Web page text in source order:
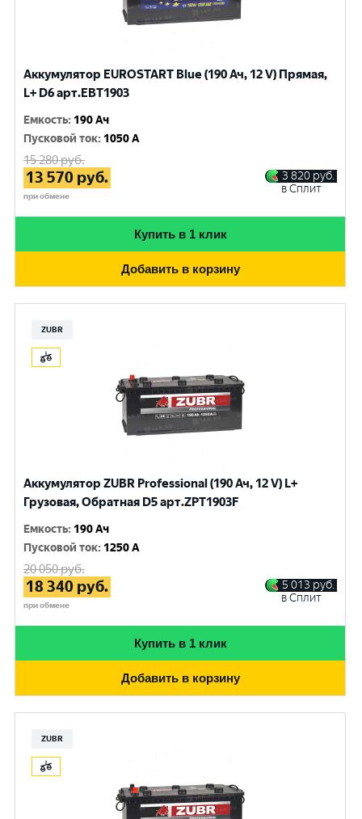
Аккумулятор EUROSTART Blue (190 Ач, 12 V) Прямая,
L+ D6 арт.EBT1903
Емкость: 190 Ач
Пусковой ток: 1050 A
15 280руб.
13 570 руб.
при обмене
3 820 руб.
в Сплит
Купить в 1 клик
Добавить в корзину
ZUBR
Аккумулятор ZUBR Professional (190 Ач, 12 V) L+
Грузовая, Обратная D5 арт.ZPT1903F
Емкость: 190 Ач
Пусковой ток: 1250 A
20 050руб.
18 340 руб.
при обмене
5 013 руб.
в Сплит
Купить в 1 клик
Добавить в корзину
ZUBR